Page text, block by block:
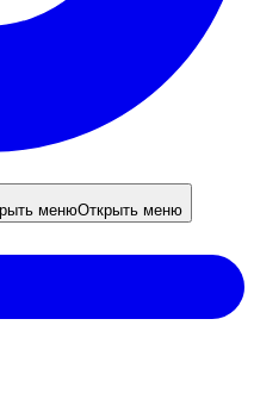
менюОткрыть меню